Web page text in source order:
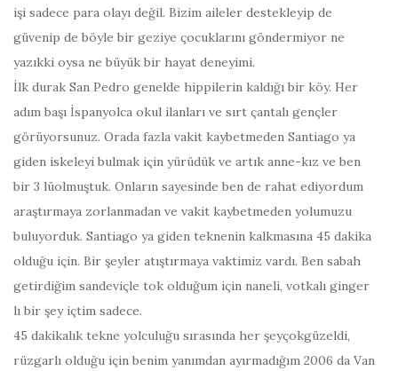
işi sadece para olayı değil. Bizim aileler destekleyip de
güvenip de böyle bir geziye çocuklarını göndermiyor ne
yazıkki oysa ne büyük bir hayat deneyimi.
İlk durak San Pedro genelde hippilerin kaldığı bir köy. Her
adım başı İspanyolca okul ilanları ve sırt çantalı gençler
görüyorsunuz. Orada fazla vakit kaybetmeden Santiago ya
giden iskeleyi bulmak için yürüdük ve artık anne-kız ve ben
bir 3 lüolmuştuk. Onların sayesinde ben de rahat ediyordum
araştırmaya zorlanmadan ve vakit kaybetmeden yolumuzu
buluyorduk. Santiago ya giden teknenin kalkmasına 45 dakika
olduğu için. Bir şeyler atıştırmaya vaktimiz vardı. Ben sabah
getirdiğim sandeviçle tok olduğum için naneli, votkalı ginger
lı bir şey içtim sadece.
45 dakikalık tekne yolculuğu sırasında her şeyçokgüzeldi,
rüzgarlı olduğu için benim yanımdan ayırmadığım 2006 da Van